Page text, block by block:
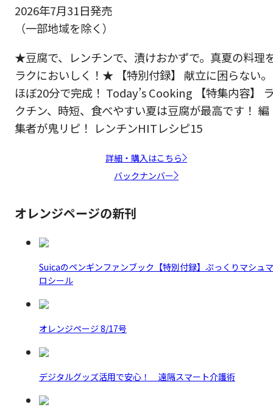
2026年7月31日発売
（一部地域を除く）
★豆腐で、レンチンで、漬けおかずで。真夏の料理
ラクにおいしく！★ 【特別付録】 献立に困らない。
ほぼ20分で完成！ Today’s Cooking 【特集内容】
クチン、時短、食べやすい夏は豆腐が最高です！ 編
集者が鬼リピ！ レンチンHITレシピ15
詳細・購入はこちら
バックナンバー
オレンジページの新刊
Suicaのペンギンファンブック【特別付録】ぷっくりマシュマ
ロシール
オレンジページ 8/17号
デジタルグッズ活用で安心！ 遠隔スマート介護術